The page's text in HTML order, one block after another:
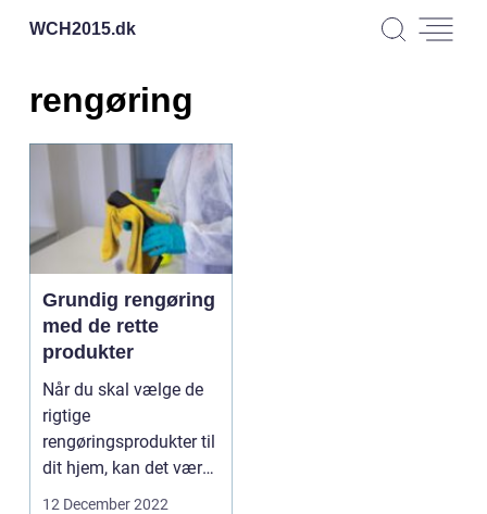
WCH2015.dk
rengøring
Grundig rengøring
med de rette
produkter
Når du skal vælge de
rigtige
rengøringsprodukter til
dit hjem, kan det være
svært at vide, hvor du
12 December 2022